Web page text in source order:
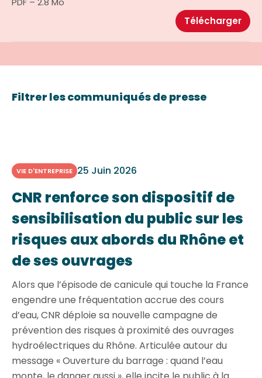
Télécharger
Filtrer les communiqués de presse
VIE D'ENTREPRISE 25 Juin 2026
CNR renforce son dispositif de
sensibilisation du public sur les
risques aux abords du Rhône et
de ses ouvrages
Alors que l’épisode de canicule qui touche la France
engendre une fréquentation accrue des cours
d’eau, CNR déploie sa nouvelle campagne de
prévention des risques à proximité des ouvrages
hydroélectriques du Rhône. Articulée autour du
message « Ouverture du barrage : quand l’eau